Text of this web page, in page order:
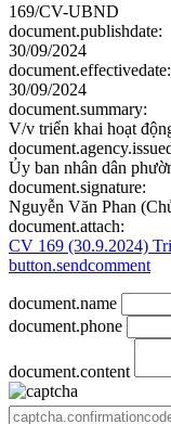
169/CV-UBND
document.publishdate:
30/09/2024
document.effectivedate:
30/09/2024
document.summary:
V/v triển khai hoạt
Ủy ban nhân dân
document.signature:
Nguyễn Văn Phan
document.attach:
CV 169 (30.9.2024)
button.sendcomment
document.name
document.phone
document.content